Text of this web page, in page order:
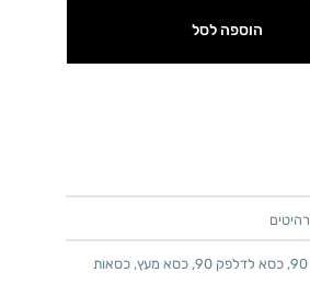
הוספה לסל
רהיטים
, כסא לדלפק 90 , כסא מעץ, כסאות